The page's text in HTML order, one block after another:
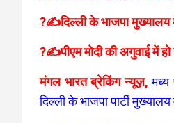
?✍️दिल्ली के भाजपा
?✍️पीएम मोदी की अगुवाई में
मंगल भारत ब्रेकिंग न्यूज़,मध्य
दिल्ली के भाजपा पार्टी